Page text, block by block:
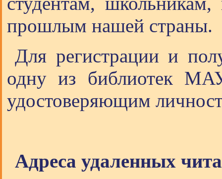
прошлым нашей страны.
Для регистрации и
одну из библиотек
удостоверяющим
Адреса удаленных